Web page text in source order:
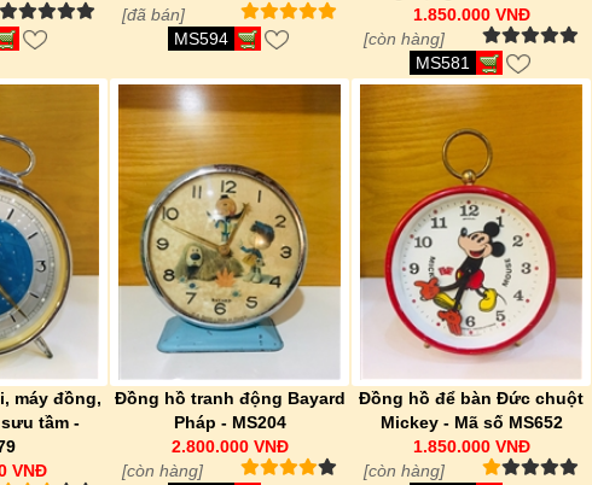
[đã bán]
MS594
1.850.000 VNĐ
[còn hàng]
MS581
máy đồng,
tầm -
VNĐ
Đồng hồ tranh động Bayard
Pháp - MS204
2.800.000 VNĐ
[còn hàng]
Đồng hồ để bàn Đức chuột
Mickey - Mã số MS652
1.850.000 VNĐ
[còn hàng]